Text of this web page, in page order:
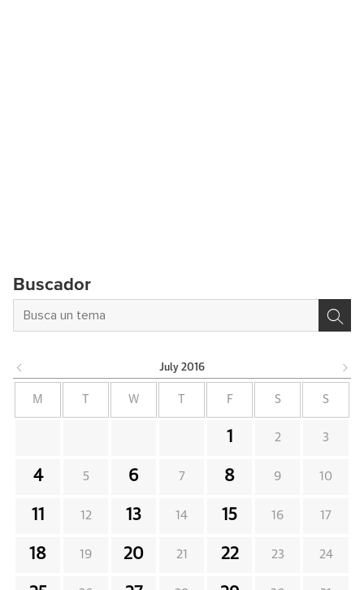
Buscador
July 2016
M W F S S
1 2 3
4 5 6 7 8 9 10
11 12 13 14 15 16 17
18 19 20 21 22 23 24